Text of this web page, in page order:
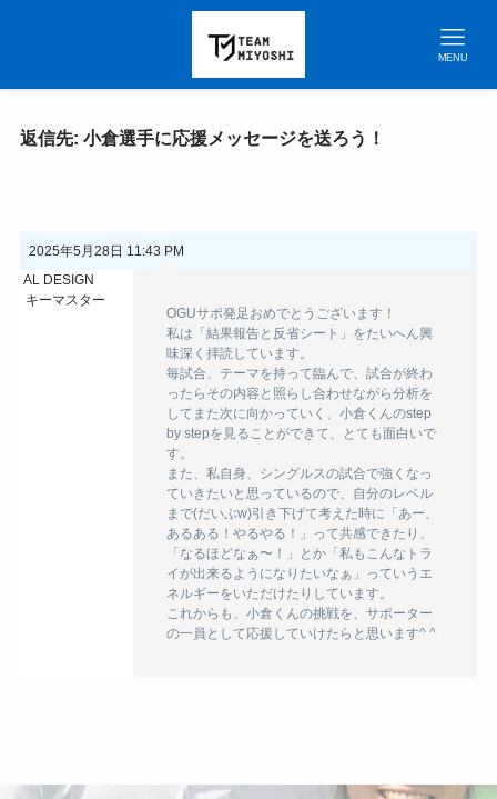
MENU
返信先: 小倉選手に応援メッセージを送ろう！
2025年5月28日 11:43 PM
AL DESIGN
キーマスター
OGUサポ発足おめでとうございます！
私は「結果報告と反省シート」をたいへん興
味深く拝読しています。
毎試合、テーマを持って臨んで、試合が終わ
ったらその内容と照らし合わせながら分析を
してまた次に向かっていく、小倉くんのstep
by stepを見ることができて、とても面白いで
す。
また、私自身、シングルスの試合で強くなっ
ていきたいと思っているので、自分のレベル
まで(だいぶw)引き下げて考えた時に「あー、
あるある！やるやる！」って共感できたり、
「なるほどなぁ〜！」とか「私もこんなトラ
イが出来るようになりたいなぁ」っていうエ
ネルギーをいただけたりしています。
これからも、小倉くんの挑戦を、サポーター
の一員として応援していけたらと思います^ ^